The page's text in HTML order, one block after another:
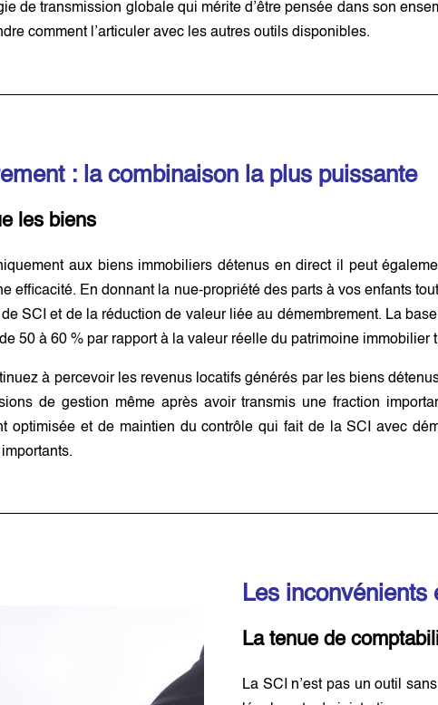
de transmission globale qui mérite d’être pensée dans son
comment l’articuler avec les autres outils disponibles.
: la combinaison la plus puissante
les biens
aux biens immobiliers détenus en direct il peut
efficacité. En donnant la nue-propriété des parts à vos enfants
SCI et de la réduction de valeur liée au démembrement. La
50 à 60 % par rapport à la valeur réelle du patrimoine immobilier
à percevoir les revenus locatifs générés par les biens
de gestion même après avoir transmis une fraction
optimisée et de maintien du contrôle qui fait de la SCI avec
Les
La tenue de
La SCI n’est pas un outil